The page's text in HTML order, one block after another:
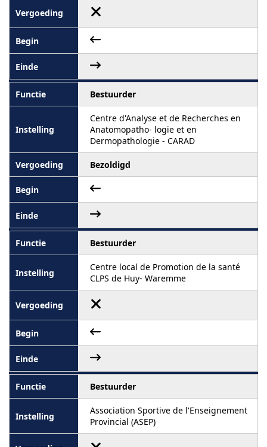
Bestuurder
Centre d'Analyse et de Recherches en
Anatomopatho- logie et en
Dermopathologie - CARAD
Bezoldigd
Bestuurder
Centre local de Promotion de la santé
CLPS de Huy- Waremme
Bestuurder
Association Sportive de l'Enseignement
Provincial (ASEP)